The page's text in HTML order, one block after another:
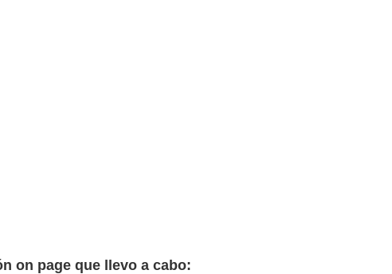
on page que llevo a cabo: